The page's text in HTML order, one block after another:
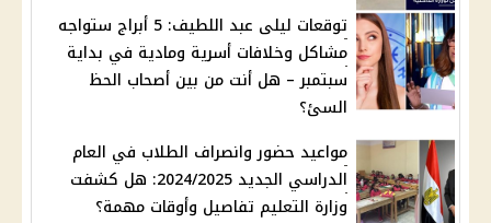
توقعات ليلى عبد اللطيف: 5 أبراج ستواجه
مشاكل وخلافات أسرية ومادية في بداية
سبتمبر – هل أنت من بين أصحاب الحظ
السئ؟
مواعيد حضور وانصراف الطلاب في العام
الدراسي الجديد 2024/2025: هل كشفت
وزارة التعليم تفاصيل وأوقات مهمة؟